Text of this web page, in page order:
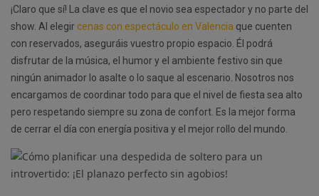
¡Claro que sí! La clave es que el novio sea espectador y no parte del
show. Al elegir cenas con espectáculo en Valencia que cuenten
con reservados, aseguráis vuestro propio espacio. Él podrá
disfrutar de la música, el humor y el ambiente festivo sin que
ningún animador lo asalte o lo saque al escenario. Nosotros nos
encargamos de coordinar todo para que el nivel de fiesta sea alto
pero respetando siempre su zona de confort. Es la mejor forma
de cerrar el día con energía positiva y el mejor rollo del mundo.